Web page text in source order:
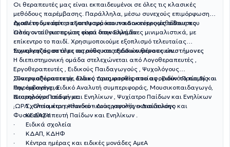
Οι θεραπευτές μας είναι εκπαιδευμένοι σε όλες τις κλασικές
μεθόδους παρέμβασης. Παράλληλα, μέσω συνεχούς επιμόρφωσης,
έχουν τη δυνατότητα να εφαρμόσουν καινοτόμες μεθόδους που
εισάγονται για πρώτη φορά στην Ελλάδα.
Διαθέτουμε άρτιο εξοπλισμό και παιδοκεντρικές αίθουσες
Όλες οι αίθουσες μας είναι διακοσμημένες μινιμαλιστικά, με
επίκεντρο το παιδί. Χρησιμοποιούμε εξοπλισμό τελευταίας
τεχνολογίας σε όλες τις αίθουσες ειδικών θεραπειών.
Συνεργαζόμαστε με ιατρούς και εξειδικευμένους επιστήμονες
Η διεπιστημονική ομάδα στελεχώνεται από Λογοθεραπευτές ,
Εργοθεραπευτές , Ειδικούς Παιδαγωγούς , Ψυχολόγους
, Παιγνιοθεραπευτή , Ειδικό Δραματοθεραπείας , Ειδικό Πρώιμης
Παρέμβασης , Ειδικό Αναλυτή συμπεριφοράς, Μουσικοπαιδαγωγό,
Νευρολόγο Παίδων και Ενηλίκων , Ψυχίατρο Παίδων και Ενηλίκων
,ΩΡΛ , Οπτομέτρη ,Κλινικό - Διατροφολόγο Διαιτολόγο και
Φυσικοθεραπευτή Παίδων και Ενηλίκων .
Συνεργαζόμαστε με όλους τους φορείς που αφορούν το παιδί και
την οικογένεια
Διατηρούμε επαφή με:
· Σχολεία και εκπαιδευτικούς γενικής εκπαίδευσης
· ΚΕΔΑΣΥ
· Ειδικά σχολεία
· ΚΔΑΠ, ΚΔΗΦ
· Κέντρα ημέρας και ειδικές μονάδες ΑμεΑ